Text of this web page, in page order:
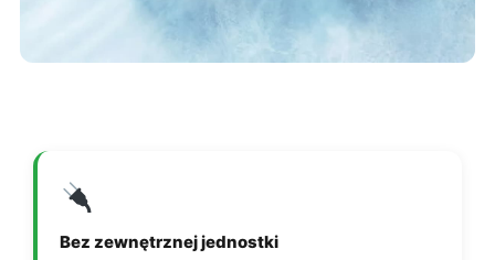
Bez zewnętrznej jednostki